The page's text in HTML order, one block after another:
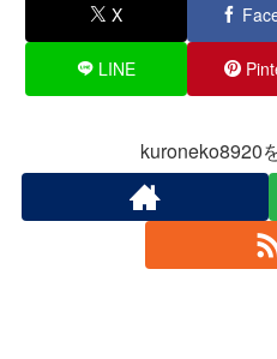
X
LINE
kuroneko8920